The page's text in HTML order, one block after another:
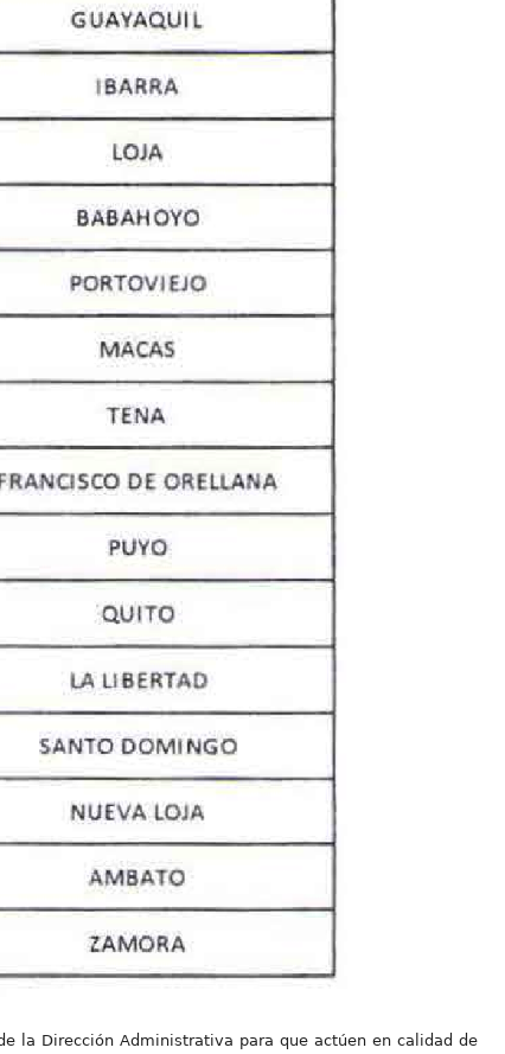
la Dirección Administrativa para que actúen en calidad de